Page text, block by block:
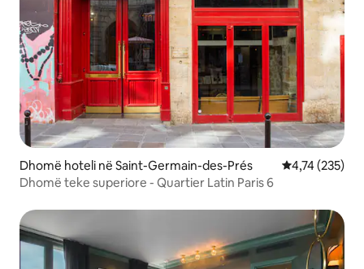
Dhomë hoteli në Saint-Germain-des-Prés Vlerësimi
4,74 (235)
Dhomë teke superiore - Quartier Latin Paris 6